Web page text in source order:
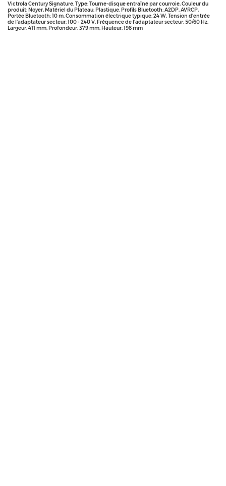
Victrola Century Signature. Type: Tourne-disque entraîné par courroie, Couleur du
produit: Noyer, Matériel du Plateau: Plastique. Profils Bluetooth: A2DP, AVRCP,
Portée Bluetooth: 10 m. Consommation électrique typique: 24 W, Tension d'entrée
de l'adaptateur secteur: 100 - 240 V, Fréquence de l'adaptateur secteur: 50/60 Hz.
Largeur: 411 mm, Profondeur: 379 mm, Hauteur: 198 mm